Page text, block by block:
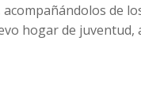
de
hogar de juventud,